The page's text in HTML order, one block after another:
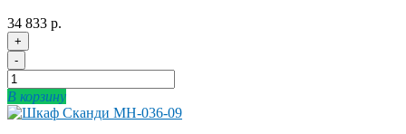
34 833 р.
+
-
В корзину